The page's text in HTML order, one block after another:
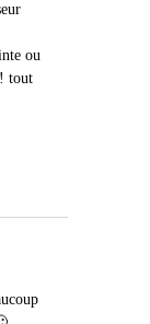
ou
tout